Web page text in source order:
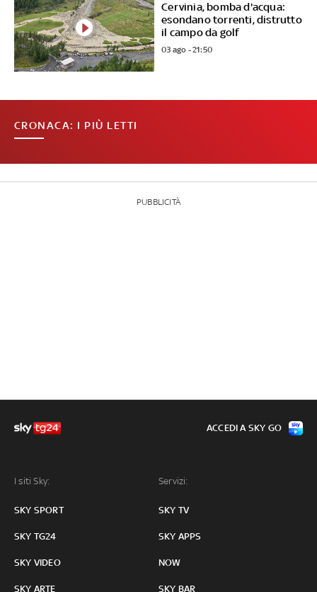
Cervinia, bomba d'acqua:
esondano torrenti, distrutto
il campo da golf
03 ago - 21:50
CRONACA: I PIÙ LETTI
PUBBLICITÀ
I siti Sky:
SKY SPORT
SKY TG24
SKY VIDEO
SKY ARTE
Servizi:
SKY TV
SKY APPS
NOW
SKY BAR
ACCEDI A SKY GO